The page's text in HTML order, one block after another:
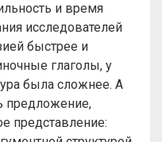
и время
исследователей
быстрее и
глаголы, у
была сложнее. А
предложение,
представление: